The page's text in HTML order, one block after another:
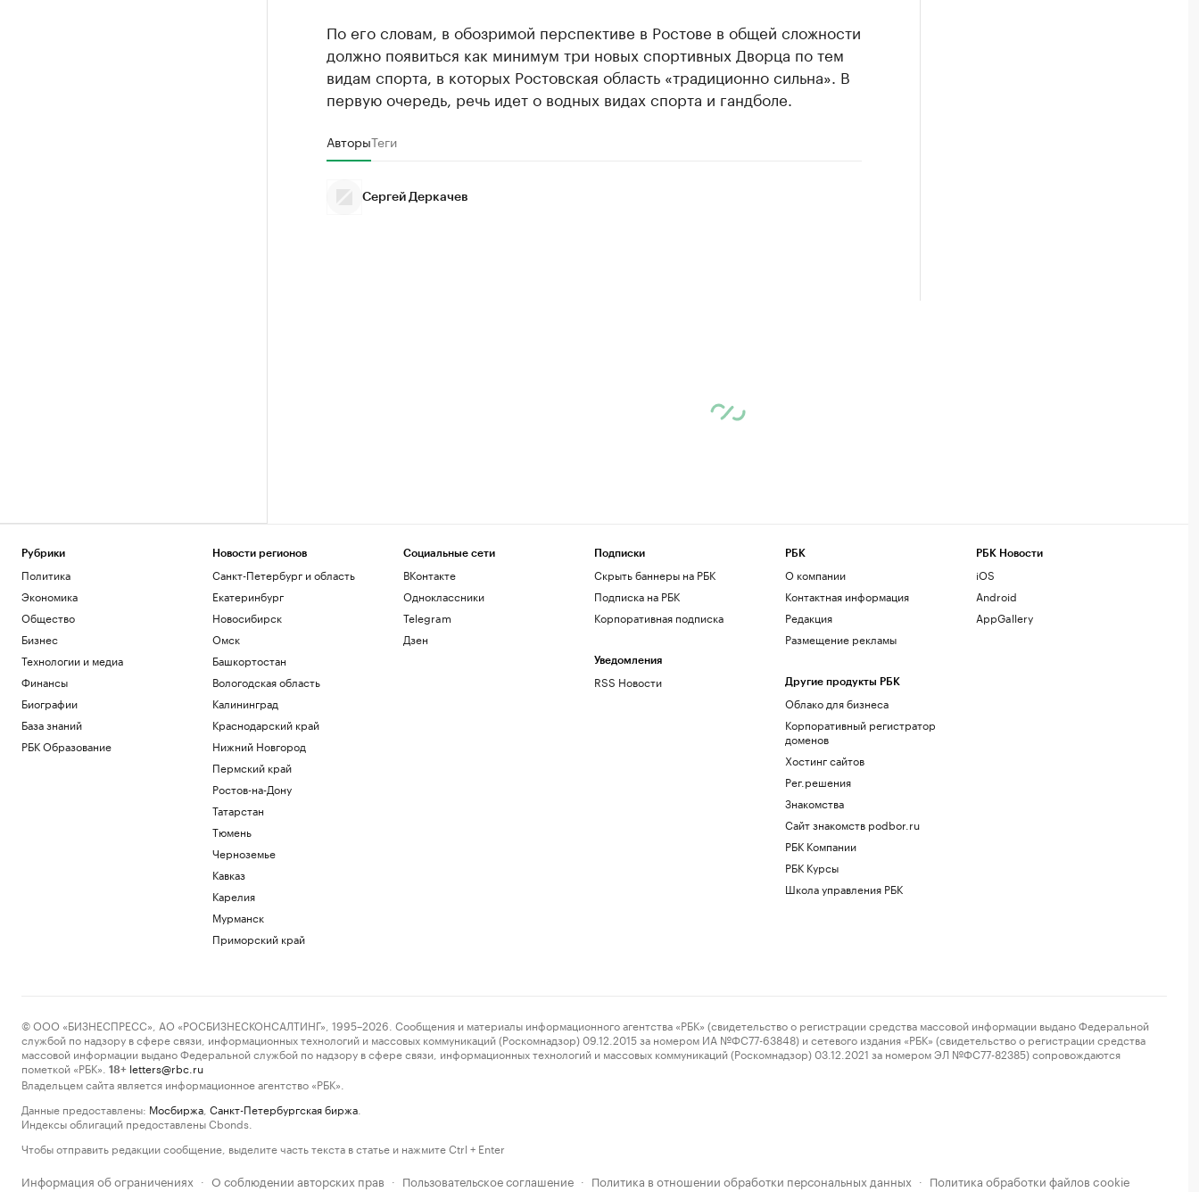
По его словам, в обозримой перспективе в Ростове в общей сложности
должно появиться как минимум три новых спортивных Дворца по тем
видам спорта, в которых Ростовская область «традиционно сильна». В
первую очередь, речь идет о водных видах спорта и гандболе.
АвторыТеги
Сергей Деркачев
Рубрики
Политика
Экономика
Общество
Бизнес
Технологии и медиа
Финансы
Биографии
База знаний
РБК Образование
Новости регионов
Санкт-Петербург и область
Екатеринбург
Новосибирск
Омск
Башкортостан
Вологодская область
Калининград
Краснодарский край
Нижний Новгород
Пермский край
Ростов-на-Дону
Татарстан
Тюмень
Черноземье
Кавказ
Карелия
Мурманск
Приморский край
Социальные сети
ВКонтакте
Одноклассники
Telegram
Дзен
Подписки
Скрыть баннеры на РБК
Подписка на РБК
Корпоративная подписка
Уведомления
RSS Новости
РБК
О компании
Контактная информация
Редакция
Размещение рекламы
Другие продукты РБК
Облако для бизнеса
Корпоративный регистратор
доменов
Хостинг сайтов
Рег.решения
Знакомства
Сайт знакомств podbor.ru
РБК Компании
РБК Курсы
Школа управления РБК
РБК Новости
iOS
Android
AppGallery
© ООО «БИЗНЕСПРЕСС», АО «РОСБИЗНЕСКОНСАЛТИНГ», 1995–2026. Сообщения и материалы информационного агентства «РБК» (свидетельство о регистрации средства массовой информации выдано Федеральной
службой по надзору в сфере связи, информационных технологий и массовых коммуникаций (Роскомнадзор) 09.12.2015 за номером ИА №ФС77-63848) и сетевого издания «РБК» (свидетельство о регистрации средства
массовой информации выдано Федеральной службой по надзору в сфере связи, информационных технологий и массовых коммуникаций (Роскомнадзор) 03.12.2021 за номером ЭЛ №ФС77-82385) сопровождаются
пометкой «РБК».
18+ letters@rbc.ru
Владельцем сайта является информационное агентство «РБК».
Данные предоставлены: Мосбиржа Санкт-Петербургская биржа
Индексы облигаций предоставлены Cbonds.
Чтобы отправить редакции сообщение, выделите часть текста в статье и нажмите Ctrl + Enter
Информация об ограничениях · О соблюдении авторских прав · Пользовательское соглашение · Политика в отношении обработки персональных данных · Политика обработки файлов cookie